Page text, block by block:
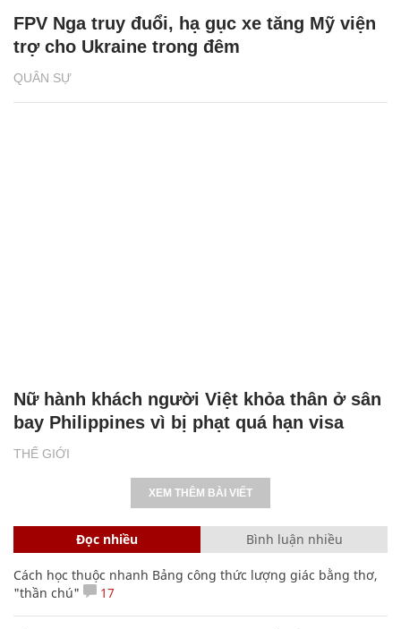
QUÂN SỰ
FPV Nga truy đuổi, hạ gục xe tăng Mỹ viện
trợ cho Ukraine trong đêm
THẾ GIỚI
Nữ hành khách người Việt khỏa thân ở sân
bay Philippines vì bị phạt quá hạn visa
XEM THÊM BÀI VIẾT
Đọc nhiều Bình luận nhiều
Cách học thuộc nhanh Bảng công thức lượng giác bằng thơ,
"thần chú"
17